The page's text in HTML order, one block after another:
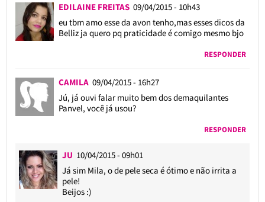
EDILAINE FREITAS 09/04/2015 - 10h43
eu tbm amo esse da avon tenho,mas esses dicos da
Belliz ja quero pq praticidade é comigo mesmo bjo
RESPONDER
CAMILA 09/04/2015 - 16h27
Jú, já ouvi falar muito bem dos demaquilantes
Panvel, você já usou?
RESPONDER
JU 10/04/2015 - 09h01
Já sim Mila, o de pele seca é ótimo e não irrita a
pele!
Beijos :)